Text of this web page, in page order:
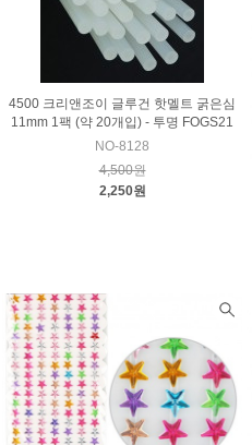
4500 크리앤조이 글루건 핫멜트 굵은심
11mm 1팩 (약 20개입) - 투명 FOGS21
NO-8128
4,500원
2,250원